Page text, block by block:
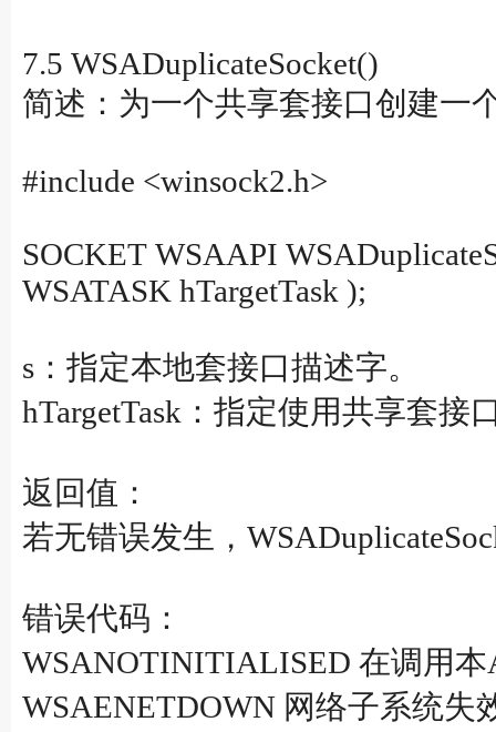
7.5 WSADuplicateSocket()
简述：为一个共享套接口创建一
#include <winsock2.h>
SOCKET WSAAPI
WSATASK hTargetTask );
s：指定本地套接口描述字。
hTargetTask：指定使用共享套接
返回值：
若无错误发生，
错误代码：
WSANOTINITIALISED 在调用
WSAENETDOWN 网络子系统失